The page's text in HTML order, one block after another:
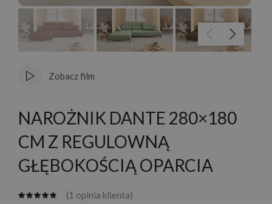
Zobacz film
NAROŻNIK DANTE 280×180
CM Z REGULOWNĄ
GŁĘBOKOŚCIĄ OPARCIA
(1 opinia klienta)